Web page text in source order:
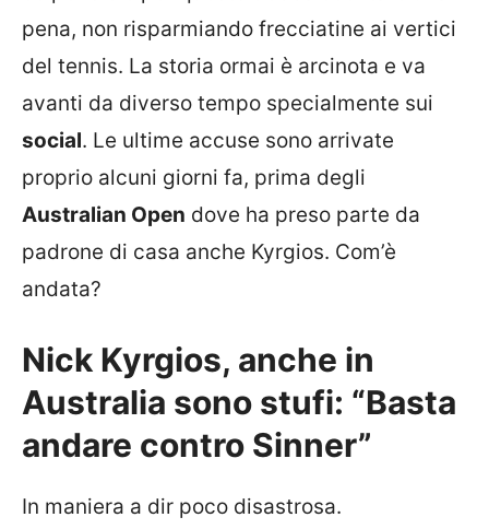
pena, non risparmiando frecciatine ai vertici
del tennis. La storia ormai è arcinota e va
avanti da diverso tempo specialmente sui
social. Le ultime accuse sono arrivate
proprio alcuni giorni fa, prima degli
Australian Open dove ha preso parte da
padrone di casa anche Kyrgios. Com’è
andata?
Nick Kyrgios, anche in
Australia sono stufi: “Basta
andare contro Sinner”
In maniera a dir poco disastrosa.